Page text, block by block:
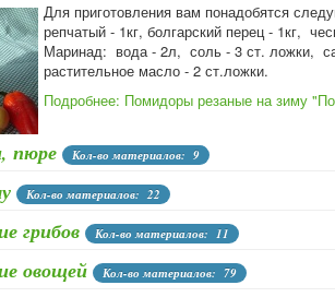
Для приготовления вам понадобятся
репчатый - 1кг, болгарский перец - 1кг,
Маринад: вода - 2л, соль - 3 ст. ложки,
растительное масло - 2 ст.ложки.
Подробнее: Помидоры резаные на зиму
пюре Кол-во материалов: 9
Кол-во материалов: 22
грибов Кол-во материалов: 11
овощей Кол-во материалов: 79